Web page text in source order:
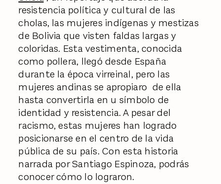
resistencia política y cultural de las
cholas, las mujeres indígenas y mestizas
de Bolivia que visten faldas largas y
coloridas. Esta vestimenta, conocida
como pollera, llegó desde España
durante la época virreinal, pero las
mujeres andinas se apropiaro de ella
hasta convertirla en u símbolo de
identidad y resistencia. A pesar del
racismo, estas mujeres han logrado
posicionarse en el centro de la vida
pública de su país. Con esta historia
narrada por Santiago Espinoza, podrás
conocer cómo lo lograron.